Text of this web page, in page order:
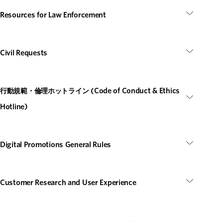
Resources for Law Enforcement
Civil Requests
行動規範・倫理ホットライン (Code of Conduct & Ethics
Hotline)
Digital Promotions General Rules
Customer Research and User Experience